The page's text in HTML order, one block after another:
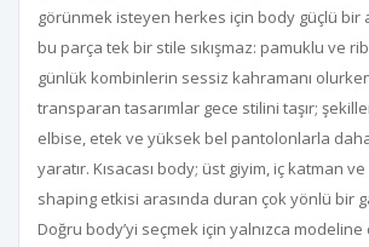
görünmek isteyen herkes için body güçlü
bu parça tek bir stile sıkışmaz: pamuklu ve
günlük kombinlerin sessiz kahramanı
transparan tasarımlar gece stilini taşır;
elbise, etek ve yüksek bel pantolonlarla
yaratır. Kısacası body; üst giyim, iç katman
shaping etkisi arasında duran çok yönlü bir
Doğru body’yi seçmek için yalnızca modeline